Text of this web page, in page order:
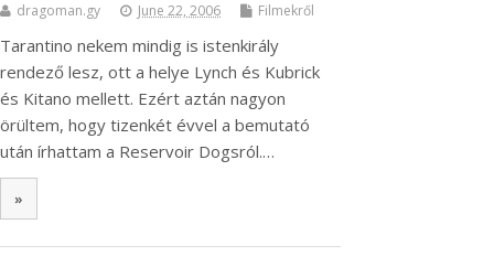
dragoman.gy June 22, 2006 Filmekről
Tarantino nekem mindig is istenkirály
rendező lesz, ott a helye Lynch és Kubrick
és Kitano mellett. Ezért aztán nagyon
örültem, hogy tizenkét évvel a bemutató
után írhattam a Reservoir Dogsról.…
»